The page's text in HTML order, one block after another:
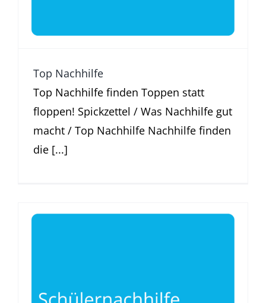
Top Nachhilfe
Top Nachhilfe finden Toppen statt
floppen! Spickzettel / Was Nachhilfe gut
macht / Top Nachhilfe Nachhilfe finden
die [...]